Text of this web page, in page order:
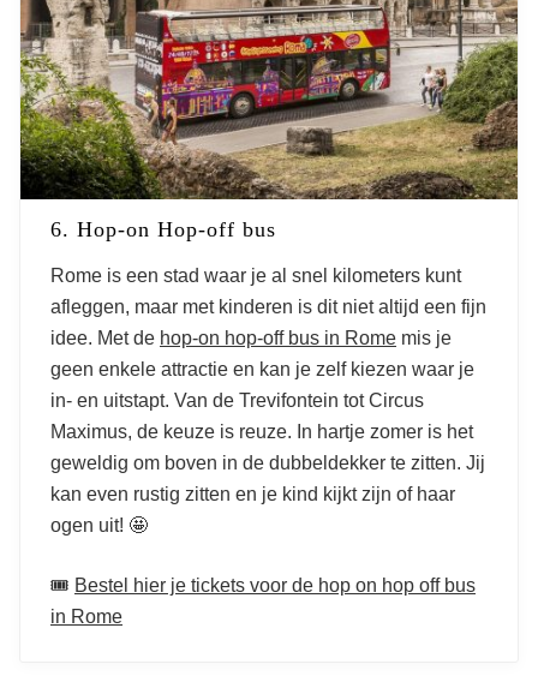
6. Hop-on Hop-off bus
Rome is een stad waar je al snel kilometers kunt
afleggen, maar met kinderen is dit niet altijd een fijn
idee. Met de hop-on hop-off bus in Rome mis je
geen enkele attractie en kan je zelf kiezen waar je
in- en uitstapt. Van de Trevifontein tot Circus
Maximus, de keuze is reuze. In hartje zomer is het
geweldig om boven in de dubbeldekker te zitten. Jij
kan even rustig zitten en je kind kijkt zijn of haar
ogen uit! 🤩
🎟️ Bestel hier je tickets voor de hop on hop off bus
in Rome